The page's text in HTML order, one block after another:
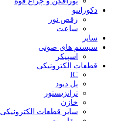
دکوراتیو
رقص نور
ساعت
سایر
سیستم های صوتی
اسپیکر
قطعات الکترونیکی
IC
پل دیود
ترانزیستور
خازن
سایر قطعات الکترونیکی